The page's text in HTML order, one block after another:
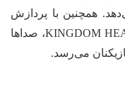
همچنین با پردازش
صدا به صورت واقع گرایانه در KINGDOM HEARTS III، صداها
می‌رسد.